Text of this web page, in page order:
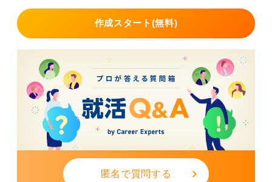
作成スタート(無料)
匿名で質問する